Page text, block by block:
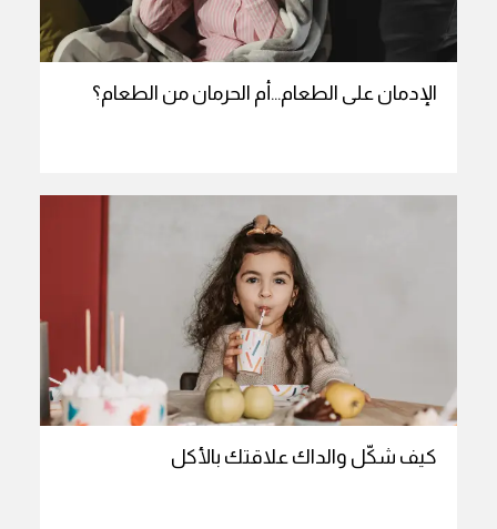
الإدمان على الطعام…أم الحرمان من الطعام؟
كيف شكّل والداك علاقتك بالأكل